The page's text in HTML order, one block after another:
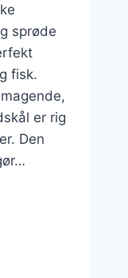
sprøde
fisk.
er rig
Den